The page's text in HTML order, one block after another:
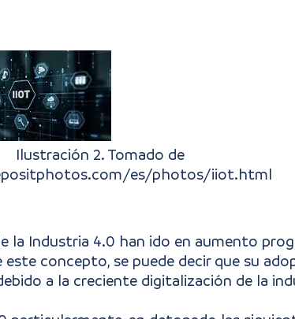
Ilustración 2. Tomado de
es/photos/iiot.html
la Industria 4.0 han ido en aumento
concepto, se puede decir que su
a la creciente digitalización de la